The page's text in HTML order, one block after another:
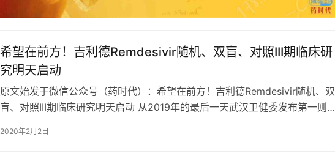
希望在前方！吉利德Remdesivir随机、双盲、对照III期临床研
究明天启动
原文始发于微信公众号（药时代）：希望在前方！吉利德Remdesivir随机、双
盲、对照III期临床研究明天启动 从2019年的最后一天武汉卫健委发布第一则
2020年2月2日